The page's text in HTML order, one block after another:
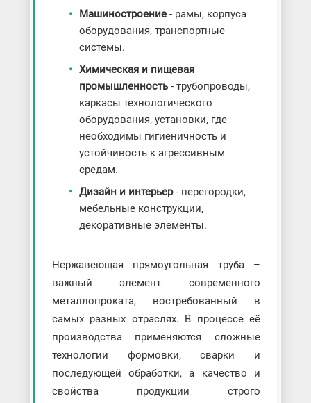
Машиностроение - рамы, корпуса
оборудования, транспортные
системы.
Химическая и пищевая
промышленность- трубопроводы,
каркасы технологического
оборудования, установки, где
необходимы гигиеничность и
устойчивость к агрессивным
средам.
Дизайн и интерьер- перегородки,
мебельные конструкции,
декоративные элементы.
Нержавеющая прямоугольная труба –
важный элемент современного
металлопроката, востребованный в
самых разных отраслях. В процессе её
производства применяются сложные
технологии формовки, сварки и
последующей обработки, а качество и
свойства продукции строго